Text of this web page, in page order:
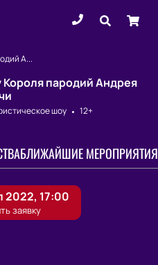
А...
пародий Андрея
шоу
12+
БЛИЖАЙШИЕ МЕРОПРИЯТИЯ